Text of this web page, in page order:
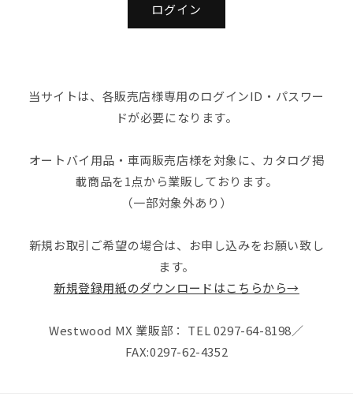
ログイン
当サイトは、各販売店様専用のログインID・パスワー
ドが必要になります。
オートバイ用品・車両販売店様を対象に、カタログ掲
載商品を1点から業販しております。
（一部対象外あり）
新規お取引ご希望の場合は、お申し込みをお願い致し
ます。
新規登録用紙のダウンロードはこちらから→
Westwood MX 業販部： TEL 0297-64-8198／
FAX:0297-62-4352